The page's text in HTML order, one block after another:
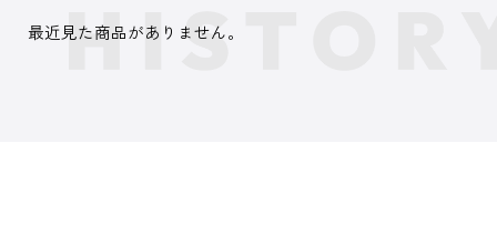
最近見た商品がありません。